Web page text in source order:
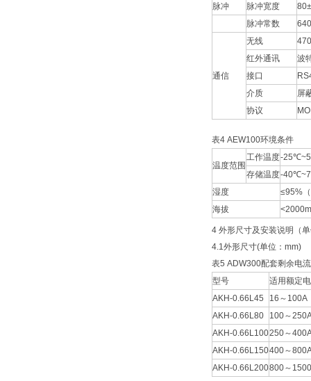
脉冲
脉冲宽度
脉冲常数
通信
无线
红外通讯
波
接口
介质
屏
协议
表4 AEW100环境条件
温度范围
工作温度-
存储温度-
湿度
≤95%
海拔
<2000m
4 外形尺寸及安装说明（
4.1外形尺寸(单位：mm)
表5 ADW300配套剩余电
型号
适用额定
AKH-0.66L45
16～100A
AKH-0.66L80
100～
AKH-0.66L100250～
AKH-0.66L150400～
AKH-0.66L200800～